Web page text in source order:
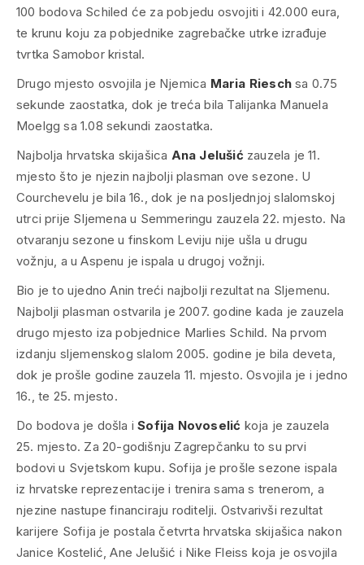
100 bodova Schiled će za pobjedu osvojiti i 42.000 eura,
te krunu koju za pobjednike zagrebačke utrke izrađuje
tvrtka Samobor kristal.
Drugo mjesto osvojila je Njemica Maria Riesch sa 0.75
sekunde zaostatka, dok je treća bila Talijanka Manuela
Moelgg sa 1.08 sekundi zaostatka.
Najbolja hrvatska skijašica Ana Jelušić zauzela je 11.
mjesto što je njezin najbolji plasman ove sezone. U
Courchevelu je bila 16., dok je na posljednjoj slalomskoj
utrci prije Sljemena u Semmeringu zauzela 22. mjesto. Na
otvaranju sezone u finskom Leviju nije ušla u drugu
vožnju, a u Aspenu je ispala u drugoj vožnji.
Bio je to ujedno Anin treći najbolji rezultat na Sljemenu.
Najbolji plasman ostvarila je 2007. godine kada je zauzela
drugo mjesto iza pobjednice Marlies Schild. Na prvom
izdanju sljemenskog slalom 2005. godine je bila deveta,
dok je prošle godine zauzela 11. mjesto. Osvojila je i jedno
16., te 25. mjesto.
Do bodova je došla iSofija Novoselić koja je zauzela
25. mjesto. Za 20-godišnju Zagrepčanku to su prvi
bodovi u Svjetskom kupu. Sofija je prošle sezone ispala
iz hrvatske reprezentacije i trenira sama s trenerom, a
njezine nastupe financiraju roditelji. Ostvarivši rezultat
karijere Sofija je postala četvrta hrvatska skijašica nakon
Janice Kostelić, Ane Jelušić i Nike Fleiss koja je osvojila